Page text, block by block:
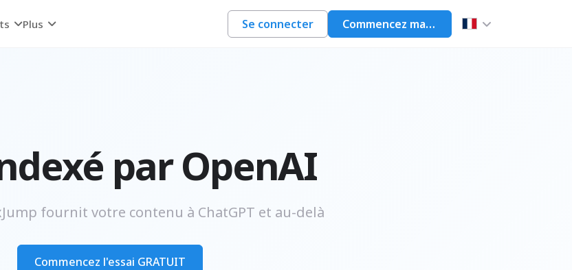
Plus Se connecter Commencez maintenant
par OpenAI
fournit votre contenu à ChatGPT et au-delà
Commencez l'essai GRATUIT